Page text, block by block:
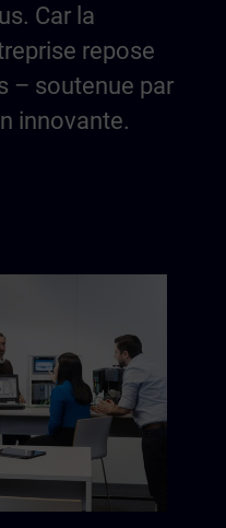
Car la
repose
– soutenue par
innovante.